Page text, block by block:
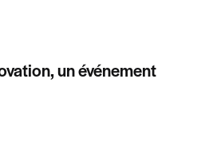
un événement